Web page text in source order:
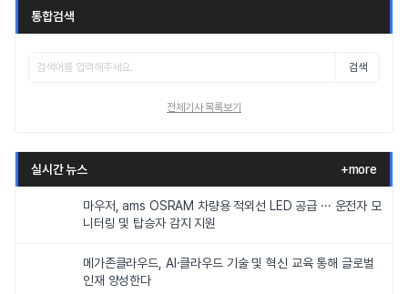
통합검색
검색
전체기사 목록보기
실시간 뉴스 +more
마우저, ams OSRAM 차량용 적외선 LED 공급 ··· 운전자 모
니터링 및 탑승자 감지 지원
메가존클라우드, AI·클라우드 기술 및 혁신 교육 통해 글로벌
인재 양성한다